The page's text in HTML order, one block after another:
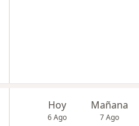
Hoy
6 Ago
Mañana
7 Ago